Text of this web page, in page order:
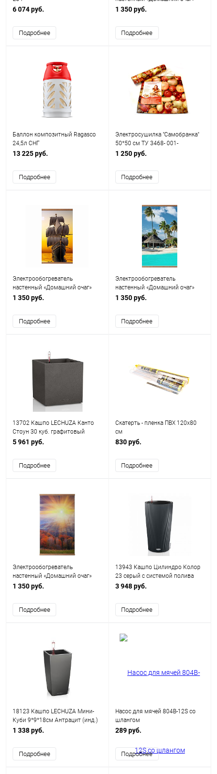
6 074 руб.
Подробнее
Венеция ТУ 3468-002-75669324-
1 350 руб.
Подробнее
Баллон композитный Ragasco
24,5л СНГ
13 225 руб.
Подробнее
Электросушилка "Самобранка"
50*50 см ТУ 3468- 001-
75669324-2010"
1 250 руб.
Подробнее
Электрообогреватель
настенный «Домашний очаг»
Корабль ТУ 3468-002-75669324-
1 350 руб.
Подробнее
Электрообогреватель
настенный «Домашний очаг»
Лагуна ТУ 3468-002-75669324-
1 350 руб.
Подробнее
13702 Кашпо LECHUZA Канто
Стоун 30 куб. графитовый
черный
5 961 руб.
Подробнее
Скатерть - пленка ПВХ 120х80
см
830 руб.
Подробнее
Электрообогреватель
настенный «Домашний очаг»
Осенний лес ТУ 3468-002-
1 350 руб.
Подробнее
13943 Кашпо Цилиндро Колор
23 серый с системой полива
3 948 руб.
Подробнее
18123 Кашпо LECHUZA Мини-
Куби 9*9*18см Антрацит (инд.)
1 338 руб.
Подробнее
Насос для мячей 804B-12S со
шлангом
289 руб.
Подробнее